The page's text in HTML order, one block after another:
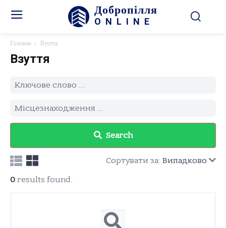
Добропілля
ONLINE
Головна Взуття
Взуття
Search
Сортувати за: Випадково
0 results found.